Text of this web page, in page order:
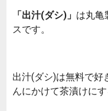
「出汁(ダシ)」 は丸亀
スです。
出汁(ダシ)は無料で好
んにかけて茶漬けにす